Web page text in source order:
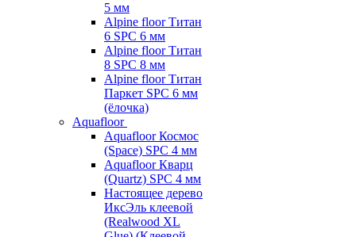
5 мм
Alpine floor Титан
6 SPC 6 мм
Alpine floor Титан
8 SPC 8 мм
Alpine floor Титан
Паркет SPC 6 мм
(ёлочка)
Aquafloor
Aquafloor Космос
(Space) SPC 4 мм
Aquafloor Кварц
(Quartz) SPC 4 мм
Настоящее дерево
ИксЭль клеевой
(Realwood XL